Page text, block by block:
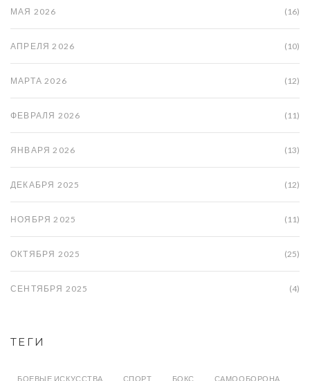
МАЯ 2026 (16)
АПРЕЛЯ 2026 (10)
МАРТА 2026 (12)
ФЕВРАЛЯ 2026 (11)
ЯНВАРЯ 2026 (13)
ДЕКАБРЯ 2025 (12)
НОЯБРЯ 2025 (11)
ОКТЯБРЯ 2025 (25)
СЕНТЯБРЯ 2025 (4)
ТЕГИ
БОЕВЫЕ ИСКУССТВА СПОРТ БОКС САМООБОРОНА